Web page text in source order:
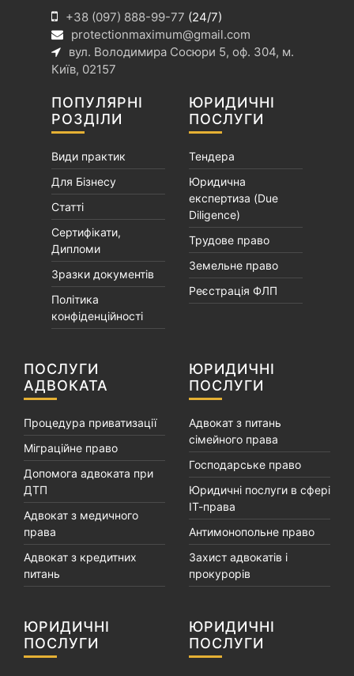
+38 (097) 888-99-77 (24/7)
protectionmaximum@gmail.com
вул. Володимира Сосюри 5, оф. 304, м.
Київ, 02157
ПОПУЛЯРНІ
РОЗДІЛИ
Види практик
Для Бізнесу
Статті
Сертифікати,
Дипломи
Зразки документів
Політика
конфіденційності
ЮРИДИЧНІ
ПОСЛУГИ
Тендера
Юридична
експертиза (Due
Diligence)
Трудове право
Земельне право
Реєстрація ФЛП
ПОСЛУГИ
АДВОКАТА
Процедура приватизації
Міграційне право
Допомога адвоката при
ДТП
Адвокат з медичного
права
Адвокат з кредитних
питань
ЮРИДИЧНІ
ПОСЛУГИ
Адвокат з питань
сімейного права
Господарське право
Юридичні послуги в сфері
ІТ-права
Антимонопольне право
Захист адвокатів і
прокурорів
ЮРИДИЧНІ
ПОСЛУГИ
ЮРИДИЧНІ
ПОСЛУГИ